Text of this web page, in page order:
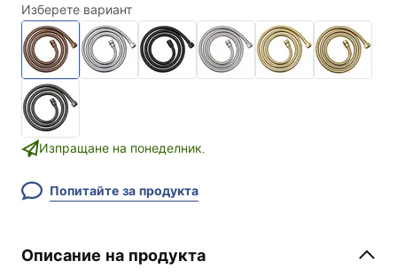
Изберете вариант
Изпращане на понеделник.
Попитайте за продукта
Описание на продукта